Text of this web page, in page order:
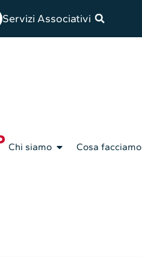
Servizi Associativi
Chi siamo Cosa facciamo